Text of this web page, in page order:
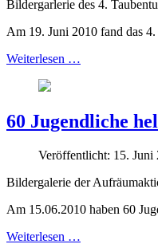
Bildergarlerie des 4.
Am 19. Juni 2010 fand das
Weiterlesen …
60 Jugendliche
Veröffentlicht: 15. Juni
Bildergalerie der
Am 15.06.2010 haben 60
Weiterlesen …